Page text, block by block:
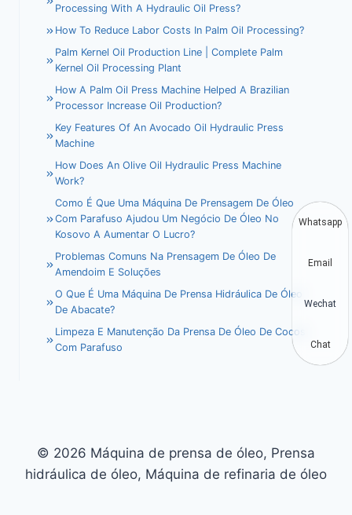
Processing With A Hydraulic Oil Press?
How To Reduce Labor Costs In Palm Oil Processing?
Palm Kernel Oil Production Line | Complete Palm
Kernel Oil Processing Plant
How A Palm Oil Press Machine Helped A Brazilian
Processor Increase Oil Production?
Key Features Of An Avocado Oil Hydraulic Press
Machine
How Does An Olive Oil Hydraulic Press Machine
Work?
Como É Que Uma Máquina De Prensagem De Óleo
Com Parafuso Ajudou Um Negócio De Óleo No
Kosovo A Aumentar O Lucro?
Problemas Comuns Na Prensagem De Óleo De
Amendoim E Soluções
O Que É Uma Máquina De Prensa Hidráulica De Óleo
De Abacate?
Limpeza E Manutenção Da Prensa De Óleo De Cocos
Com Parafuso
© 2026 Máquina de prensa de óleo, Prensa
hidráulica de óleo, Máquina de refinaria de óleo
Whatsapp
Email
Wechat
Chat